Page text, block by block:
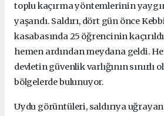
toplu kaçırma yöntemlerinin
yaşandı. Saldırı, dört gün önce
kasabasında 25 öğrencinin
hemen ardından meydana geldi.
devletin güvenlik varlığının sınırlı
bölgelerde bulunuyor.
Uydu görüntüleri, saldırıya